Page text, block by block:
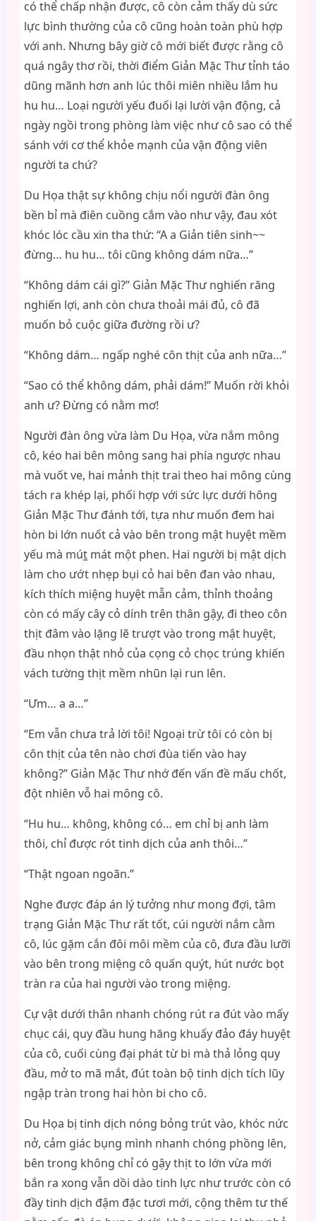
có thể chấp nhận được, cô còn cảm thấy dù sức
lực bình thường của cô cũng hoàn toàn phù hợp
với anh. Nhưng bây giờ cô mới biết được rằng cô
quá ngây thơ rồi, thời điểm Giản Mặc Thư tỉnh táo
dũng mãnh hơn anh lúc thôi miên nhiều lắm hu
hu hu… Loại người yếu đuối lại lười vận động, cả
ngày ngồi trong phòng làm việc như cô sao có thể
sánh với cơ thể khỏe mạnh của vận động viên
người ta chứ?
Du Họa thật sự không chịu nổi người đàn ông
bền bỉ mà điên cuồng cắm vào như vậy, đau xót
khóc lóc cầu xin tha thứ: “A a Giản tiên sinh~~
đừng… hu hu… tôi cũng không dám nữa…”
“Không dám cái gì?” Giản Mặc Thư nghiến răng
nghiến lợi, anh còn chưa thoải mái đủ, cô đã
muốn bỏ cuộc giữa đường rồi ư?
“Không dám… ngấp nghé côn thịt của anh nữa…”
“Sao có thể không dám, phải dám!” Muốn rời khỏi
anh ư? Đừng có nằm mơ!
Người đàn ông vừa làm Du Họa, vừa nắm mông
cô, kéo hai bên mông sang hai phía ngược nhau
mà vuốt ve, hai mảnh thịt trai theo hai mông cùng
tách ra khép lại, phối hợp với sức lực dưới hông
Giản Mặc Thư đánh tới, tựa như muốn đem hai
hòn bi lớn nuốt cả vào bên trong mật huyệt mềm
yếu mà mút̼ mát một phen. Hai người bị mật dịch
làm cho ướt nhẹp bụi cỏ hai bên đan vào nhau,
kích thích miệng huyệt mẫn cảm, thỉnh thoảng
còn có mấy cây cỏ dính trên thân gậy, đi theo côn
thịt đâm vào lặng lẽ trượt vào trong mật huyệt,
đầu nhọn thật nhỏ của cọng cỏ chọc trúng khiến
vách tường thịt mềm nhũn lại run lên.
“Ưm… a a…”
“Em vẫn chưa trả lời tôi! Ngoại trừ tôi có còn bị
côn thịt của tên nào chơi đùa tiến vào hay
không?” Giản Mặc Thư nhớ đến vấn đề mấu chốt,
đột nhiên vỗ hai mông cô.
“Hu hu… không, không có… em chỉ bị anh làm
thôi, chỉ được rót tinh dịch của anh thôi…”
“Thật ngoan ngoãn.”
Nghe được đáp án lý tưởng như mong đợi, tâm
trạng Giản Mặc Thư rất tốt, cúi người nắm cằm
cô, lúc gặm cắn đôi môi mềm của cô, đưa đầu lưỡi
vào bên trong miệng cô quấn quýt, hút nước bọt
tràn ra của hai người vào trong miệng.
Cự vật dưới thân nhanh chóng rút ra đút vào mấy
chục cái, quy đầu hung hăng khuấy đảo đáy huyệt
của cô, cuối cùng đại phát từ bi mà thả lỏng quy
đầu, mở to mã mắt, đút toàn bộ tinh dịch tích lũy
ngập tràn trong hai hòn bi cho cô.
Du Họa bị tinh dịch nóng bỏng trút vào, khóc nức
nở, cảm giác bụng mình nhanh chóng phồng lên,
bên trong không chỉ có gậy thịt to lớn vừa mới
bắn ra xong vẫn dồi dào tinh lực như trước còn có
đầy tinh dịch đậm đặc tươi mới, cộng thêm tư thế